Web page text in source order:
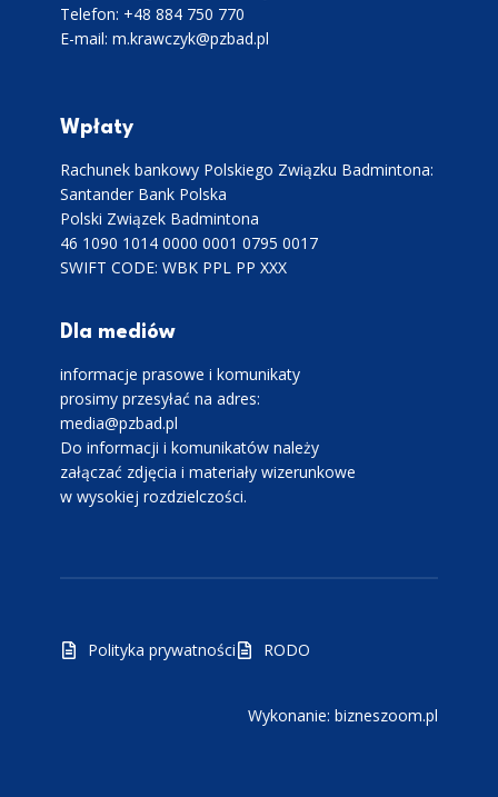
Telefon: +48 884 750 770
E-mail: m.krawczyk@pzbad.pl
Wpłaty
Rachunek bankowy Polskiego Związku Badmintona:
Santander Bank Polska
Polski Związek Badmintona
46 1090 1014 0000 0001 0795 0017
SWIFT CODE: WBK PPL PP XXX
Dla mediów
informacje prasowe i komunikaty
prosimy przesyłać na adres:
media@pzbad.pl
Do informacji i komunikatów należy
załączać zdjęcia i materiały wizerunkowe
w wysokiej rozdzielczości.
Polityka prywatności RODO
Wykonanie: bizneszoom.pl